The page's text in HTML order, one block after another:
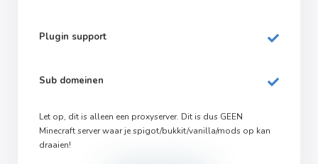
Plugin support
Sub domeinen
Let op, dit is alleen een proxyserver. Dit is dus GEEN
Minecraft server waar je spigot/bukkit/vanilla/mods op kan
draaien!